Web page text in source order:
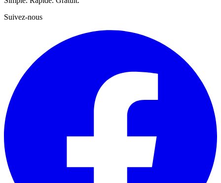
Suivez-nous